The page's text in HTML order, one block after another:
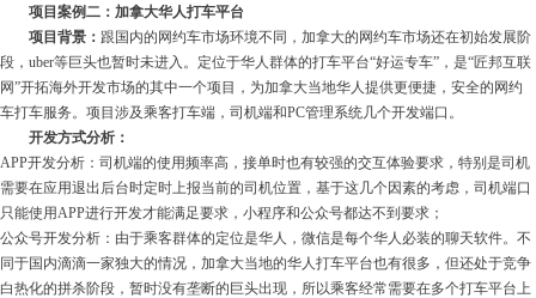
项目案例二：加拿大华人打车平台
项目背景： 跟国内的网约车市场环境不同，加拿大的网约车市场还在初始发展阶
段，uber等巨头也暂时未进入。定位于华人群体的打车平台“好运专车”，是“匠邦互联
网”开拓海外开发市场的其中一个项目，为加拿大当地华人提供更便捷，安全的网约
车打车服务。项目涉及乘客打车端，司机端和PC管理系统几个开发端口。
开发方式分析：
APP开发分析：司机端的使用频率高，接单时也有较强的交互体验要求，特别是司机
需要在应用退出后台时定时上报当前的司机位置，基于这几个因素的考虑，司机端口
只能使用APP进行开发才能满足要求，小程序和公众号都达不到要求；
公众号开发分析：由于乘客群体的定位是华人，微信是每个华人必装的聊天软件。不
同于国内滴滴一家独大的情况，加拿大当地的华人打车平台也有很多，但还处于竞争
白热化的拼杀阶段，暂时没有垄断的巨头出现，所以乘客经常需要在多个打车平台上